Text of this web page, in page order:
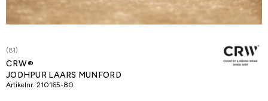
(81)
CRW®
JODHPUR LAARS MUNFORD
Artikelnr. 210165-80